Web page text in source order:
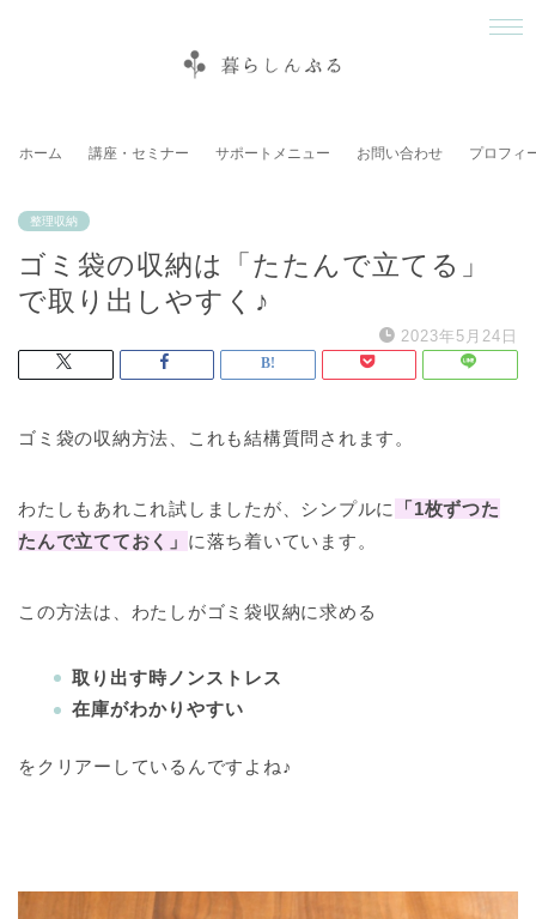
ホーム 講座・セミナー サポートメニュー お問い合わせ プロフィ
整理収納
ゴミ袋の収納は「たたんで立てる」
で取り出しやすく♪
2023年5月24日
ゴミ袋の収納方法、これも結構質問されます。
わたしもあれこれ試しましたが、シンプルに
「1枚ずつた
たんで立てておく」 に落ち着いています。
この方法は、わたしがゴミ袋収納に求める
取り出す時ノンストレス
在庫がわかりやすい
をクリアーしているんですよね♪